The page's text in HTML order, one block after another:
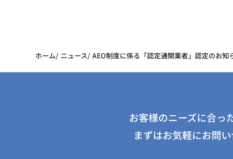
ホーム ニュース AEO制度に係る「認定通関業者」認定のお知
お客様のニーズに合っ
まずはお気軽にお問